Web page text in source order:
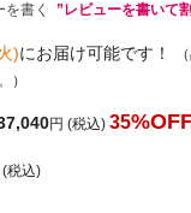
書く ”レビューを書いて
)にお届け可能です！
）
円 (税込) 35
(税込)